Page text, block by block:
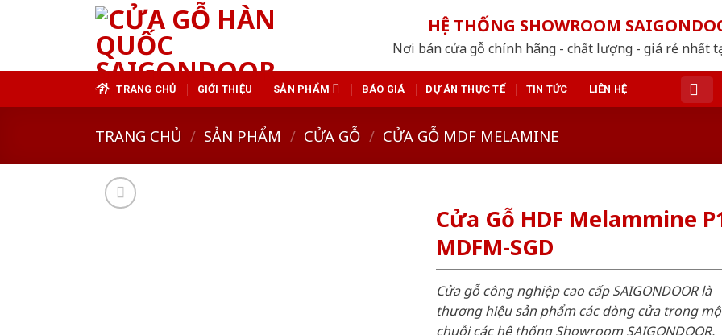
HỆ THỐNG SHOWROOM
Nơi bán cửa gỗ chính hãng - chất lượng - giá rẻ nhất
TRANG CHỦ GIỚI THIỆU SẢN PHẨM BÁO GIÁ DỰ ÁN THỰC TẾ TIN TỨC LIÊN HỆ
TRANG CHỦ / SẢN PHẨM / CỬA GỖ / CỬA GỖ MDF MELAMINE
Cửa Gỗ HDF Melammine
MDFM-SGD
Cửa gỗ công nghiệp cao cấp SAIGONDOOR là
thương hiệu sản phẩm các dòng cửa trong
chuỗi các hệ thống Showroom SAIGONDOOR.